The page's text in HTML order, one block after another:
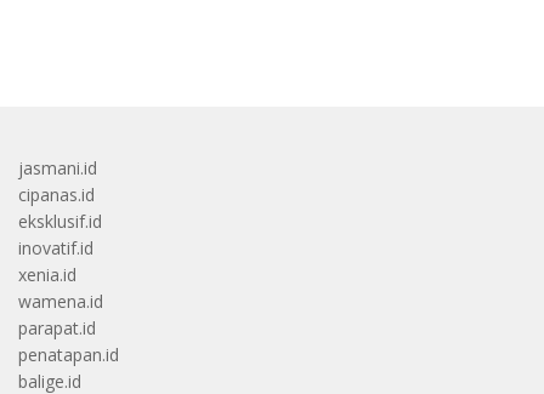
jasmani.id
cipanas.id
eksklusif.id
inovatif.id
xenia.id
wamena.id
parapat.id
penatapan.id
balige.id